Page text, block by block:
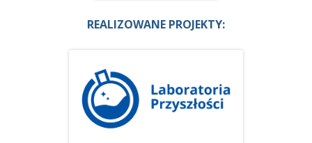
REALIZOWANE PROJEKTY: